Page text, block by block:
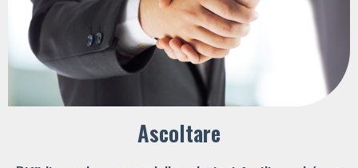
Ascoltare